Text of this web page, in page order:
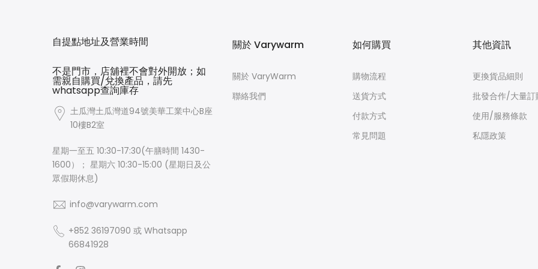
自提點地址及營業時間
不是門市，店舖裡不會對外開放；如
需親自購買/兌換產品，請先
whatsapp查詢庫存
土瓜灣土瓜灣道94號美華工業中心B座
10樓B2室
星期一至五 10:30-17:30(午膳時間 1430-
1600）； 星期六 10:30-15:00 (星期日及公
眾假期休息)
info@varywarm.com
+852 36197090 或 Whatsapp
66841928
關於 Varywarm
關於 VaryWarm
聯絡我們
如何購買
購物流程
送貨方式
付款方式
常見問題
其他資訊
更換貨品細則
批發合作/大量訂
使用/服務條款
私隱政策